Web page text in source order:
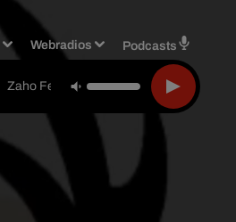
Webradios Podcasts
Zaho Feat Alonzo & Magic System